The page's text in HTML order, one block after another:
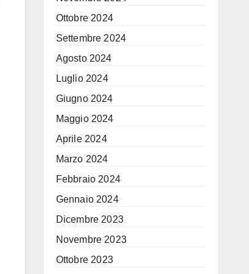
Ottobre 2024
Settembre 2024
Agosto 2024
Luglio 2024
Giugno 2024
Maggio 2024
Aprile 2024
Marzo 2024
Febbraio 2024
Gennaio 2024
Dicembre 2023
Novembre 2023
Ottobre 2023